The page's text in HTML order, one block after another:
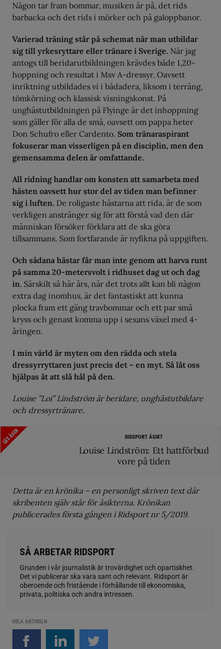
Någon tar fram bommar, musiken är på, det rids
barbacka och det rids i mörker och på galoppbanor.
Varierad träning står på schemat när man utbildar
sig till yrkesryttare eller tränare i Sverige. När jag
antogs till beridarutbildningen krävdes både 1,20-
hoppning och resultat i Msv A-dressyr. Oavsett
inriktning utbildades vi i bådadera, liksom i terräng,
tömkörning och klassisk visningskonst. På
unghästutbildningen på Flyinge är det inhoppning
som gäller för alla de små, oavsett om pappa heter
Don Schufro eller Cardento. Som tränaraspirant
fokuserar man visserligen på en disciplin, men den
gemensamma delen är omfattande.
All ridning handlar om konsten att samarbeta med
hästen oavsett hur stor del av tiden man befinner
sig i luften. De roligaste hästarna att rida, är de som
verkligen anstränger sig för att förstå vad den där
människan försöker förklara att de ska göra
tillsammans. Som fortfarande är nyfikna på uppgiften.
Och sådana hästar får man inte genom att harva runt
på samma 20-metersvolt i ridhuset dag ut och dag
in. Särskilt så här års, när det trots allt kan bli någon
extra dag inomhus, är det fantastiskt att kunna
plocka fram ett gäng travbommar och ett par små
kryss och genast komma upp i sexans växel med 4-
åringen.
I min värld är myten om den rädda och stela
dressyrryttaren just precis det – en myt. Så låt oss
hjälpas åt att slå hål på den.
Louise ”Loi” Lindström är beridare, unghästutbildare
och dressyrtränare.
LÄS ÄVEN RIDSPORT ÅSIKT
Louise Lindström: Ett hattförbud
vore på tiden
Detta är en krönika – en personligt skriven text där
skribenten själv står för åsikterna. Krönikan
publicerades första gången i Ridsport nr 5/2019.
SÅ ARBETAR RIDSPORT
Grunden i vår journalistik är trovärdighet och opartiskhet.
Det vi publicerar ska vara sant och relevant. Ridsport är
oberoende och fristående i förhållande till ekonomiska,
privata, politiska och andra intressen.
DELA ARTIKELN